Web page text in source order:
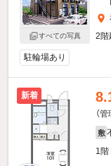
すべての写真
2階
駐輪場あり
新着
（
敷
1階